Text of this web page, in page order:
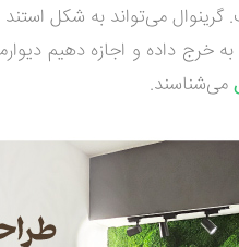
می‌تواند به شکل استند
خرج داده و اجازه دهیم
می‌شناسند.